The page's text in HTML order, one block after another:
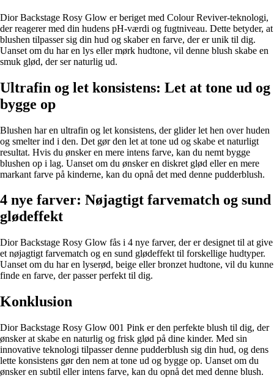
Dior Backstage Rosy Glow er beriget med Colour Reviver-teknologi,
der reagerer med din hudens pH-værdi og fugtniveau. Dette betyder, at
blushen tilpasser sig din hud og skaber en farve, der er unik til dig.
Uanset om du har en lys eller mørk hudtone, vil denne blush skabe en
smuk glød, der ser naturlig ud.
Ultrafin og let konsistens: Let at tone ud og
bygge op
Blushen har en ultrafin og let konsistens, der glider let hen over huden
og smelter ind i den. Det gør den let at tone ud og skabe et naturligt
resultat. Hvis du ønsker en mere intens farve, kan du nemt bygge
blushen op i lag. Uanset om du ønsker en diskret glød eller en mere
markant farve på kinderne, kan du opnå det med denne pudderblush.
4 nye farver: Nøjagtigt farvematch og sund
glødeffekt
Dior Backstage Rosy Glow fås i 4 nye farver, der er designet til at give
et nøjagtigt farvematch og en sund glødeffekt til forskellige hudtyper.
Uanset om du har en lyserød, beige eller bronzet hudtone, vil du kunne
finde en farve, der passer perfekt til dig.
Konklusion
Dior Backstage Rosy Glow 001 Pink er den perfekte blush til dig, der
ønsker at skabe en naturlig og frisk glød på dine kinder. Med sin
innovative teknologi tilpasser denne pudderblush sig din hud, og dens
lette konsistens gør den nem at tone ud og bygge op. Uanset om du
ønsker en subtil eller intens farve, kan du opnå det med denne blush.